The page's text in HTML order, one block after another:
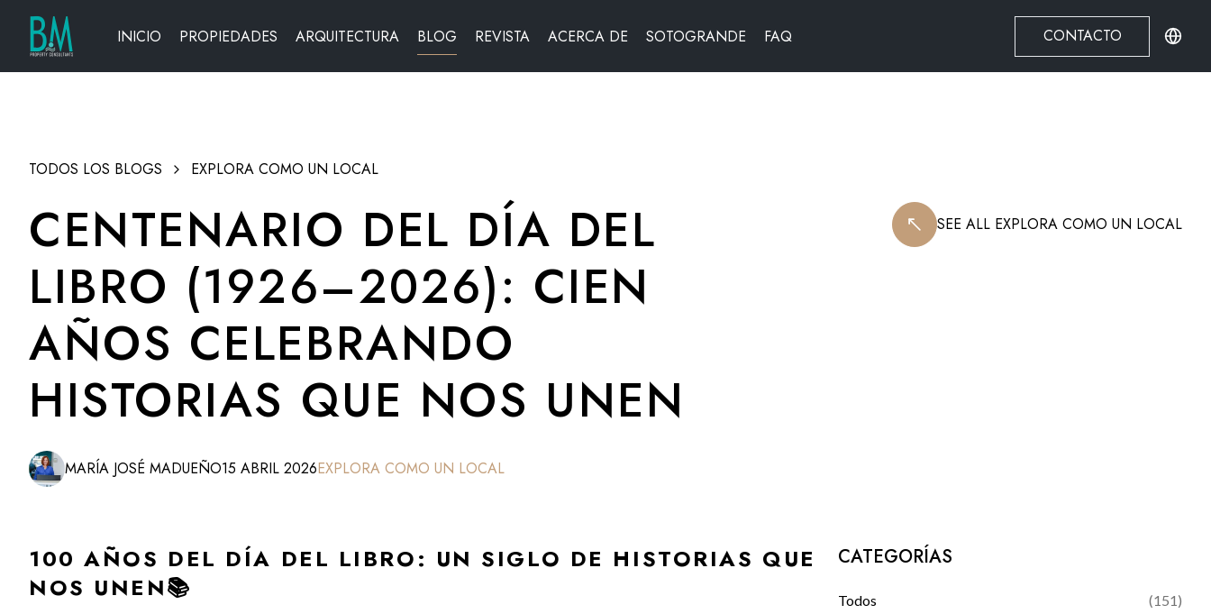
INICIO PROPIEDADES ARQUITECTURA BLOG REVISTA ACERCA DE SOTOGRANDE FAQ CONTACTO
TODOS LOS BLOGS EXPLORA COMO UN LOCAL
CENTENARIO DEL DÍA DEL
LIBRO (1926–2026): CIEN
AÑOS CELEBRANDO
HISTORIAS QUE NOS UNEN
MARÍA JOSÉ MADUEÑO15 ABRIL 2026EXPLORA COMO UN LOCAL
SEE ALL EXPLORA COMO UN LOCAL
100 AÑOS DEL DÍA DEL LIBRO: UN SIGLO DE HISTORIAS QUE
NOS UNEN📚
CATEGORÍAS
Todos (151)